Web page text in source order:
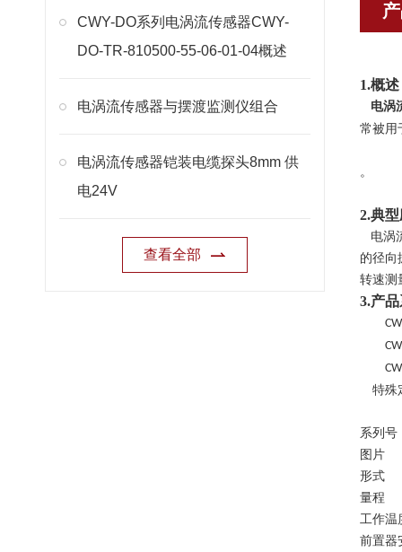
CWY-DO系列电涡流传感器CWY-
DO-TR-810500-55-06-01-04概述
电涡流传感器与摆渡监测仪组合
电涡流传感器铠装电缆探头8mm 供
电24V
查看全部
1.概述
电涡
常被用
。
2.典
电涡
的径向
转速测
3.产
特殊
系列号
图片
形式
量程
工作温
前置器